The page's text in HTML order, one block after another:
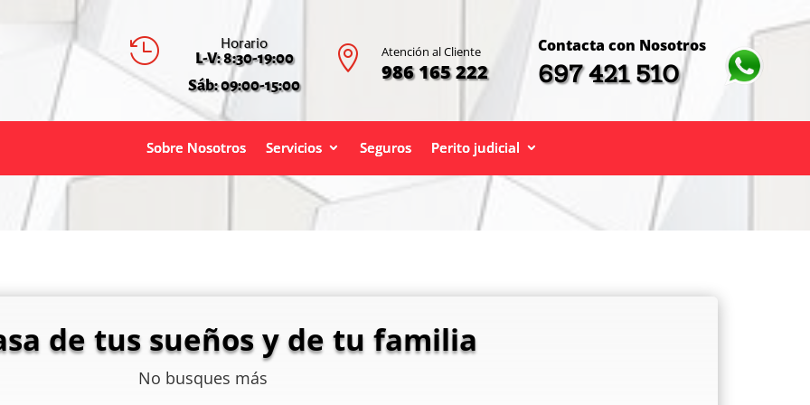
 Horario
L-V: 8:30-19:00
Sáb: 09:00-15:00
 Atención al Cliente
986 165 222
Contacta con Nosotros
697 421 510
Sobre Nosotros Servicios Seguros Perito judicial
de tus sueños y de tu familia
No busques más